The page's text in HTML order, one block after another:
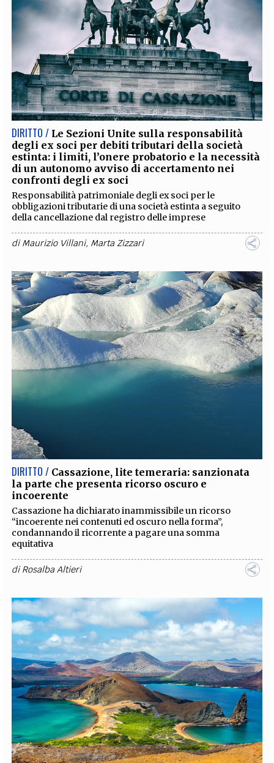
DIRITTO / Le Sezioni Unite sulla responsabilità
degli ex soci per debiti tributari della società
estinta: i limiti, l’onere probatorio e la necessità
di un autonomo avviso di accertamento nei
confronti degli ex soci
Responsabilità patrimoniale degli ex soci per le
obbligazioni tributarie di una società estinta a seguito
della cancellazione dal registro delle imprese
diMaurizio Villani, Marta Zizzari
DIRITTO / Cassazione, lite temeraria: sanzionata
la parte che presenta ricorso oscuro e
incoerente
Cassazione ha dichiarato inammissibile un ricorso
“incoerente nei contenuti ed oscuro nella forma”,
condannando il ricorrente a pagare una somma
equitativa
diRosalba Altieri